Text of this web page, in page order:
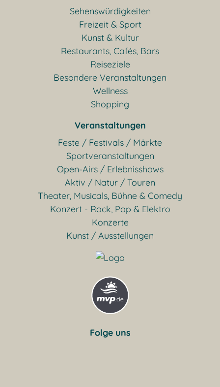
Sehenswürdigkeiten
Freizeit & Sport
Kunst & Kultur
Restaurants, Cafés, Bars
Reiseziele
Besondere Veranstaltungen
Wellness
Shopping
Veranstaltungen
Feste / Festivals / Märkte
Sportveranstaltungen
Open-Airs / Erlebnisshows
Aktiv / Natur / Touren
Theater, Musicals, Bühne & Comedy
Konzert - Rock, Pop & Elektro
Konzerte
Kunst / Ausstellungen
Folge uns